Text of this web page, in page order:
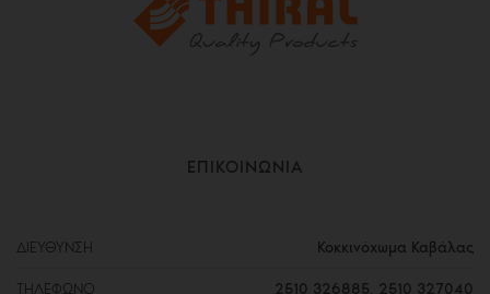
ΕΠΙΚΟΙΝΩΝΙΑ
ΔΙΕΥΘΥΝΣΗ Κοκκινόχωμα Καβάλας
ΤΗΛΕΦΩΝΟ 2510 326885, 2510 327040